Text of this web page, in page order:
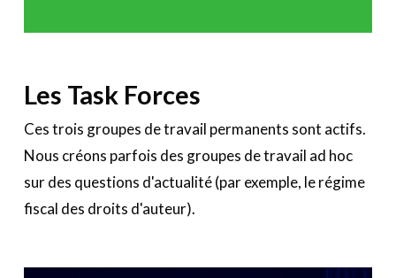
Les Task Forces
Ces trois groupes de travail permanents sont actifs.
Nous créons parfois des groupes de travail ad hoc
sur des questions d'actualité (par exemple, le régime
fiscal des droits d'auteur).